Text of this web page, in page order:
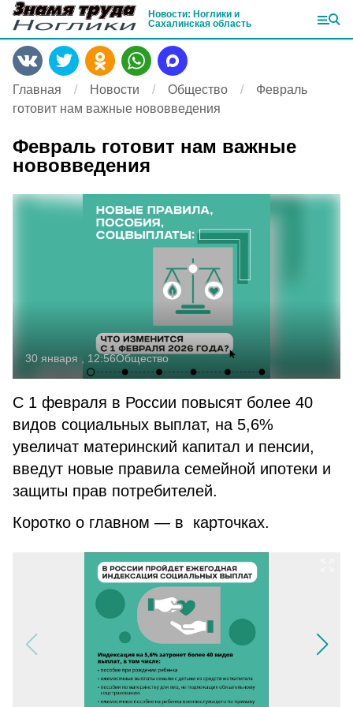
Новости: Ноглики и
Сахалинская область
Главная Новости Общество
Февраль
готовит нам важные нововведения
Февраль готовит нам важные
нововведения
30 января , 12:56Общество
С 1 февраля в России повысят более 40
видов социальных выплат, на 5,6%
увеличат материнский капитал и пенсии,
введут новые правила семейной ипотеки и
защиты прав потребителей.
Коротко о главном — в карточках.